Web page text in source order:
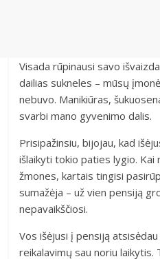
Visada rūpinausi savo
dailias sukneles – mūsų
nebuvo. Manikiūras,
svarbi mano gyvenimo dalis.
Prisipažinsiu, bijojau, kad
išlaikyti tokio paties lygio. Kai
žmones, kartais tingisi
sumažėja – už vien pensiją
nepavaikščiosi.
Vos išėjusi į pensiją
reikalavimų sau noriu laikytis.